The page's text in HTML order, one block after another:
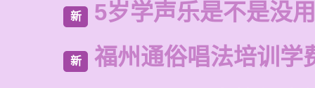
新 5岁学声乐是不是没用
新 福州通俗唱法培训学